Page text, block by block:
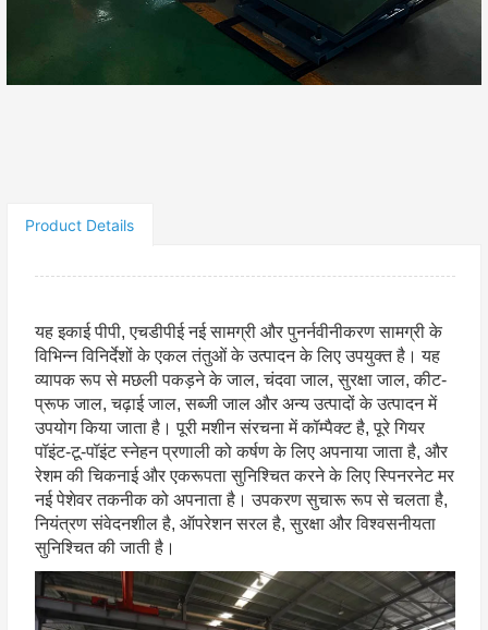
Contact Now
Product Details
यह इकाई पीपी, एचडीपीई नई सामग्री और पुनर्नवीनीकरण सामग्री के
विभिन्न विनिर्देशों के एकल तंतुओं के उत्पादन के लिए उपयुक्त है। यह
व्यापक रूप से मछली पकड़ने के जाल, चंदवा जाल, सुरक्षा जाल, कीट-
प्रूफ जाल, चढ़ाई जाल, सब्जी जाल और अन्य उत्पादों के उत्पादन में
उपयोग किया जाता है। पूरी मशीन संरचना में कॉम्पैक्ट है, पूरे गियर
पॉइंट-टू-पॉइंट स्नेहन प्रणाली को कर्षण के लिए अपनाया जाता है, और
रेशम की चिकनाई और एकरूपता सुनिश्चित करने के लिए स्पिनरनेट मर
नई पेशेवर तकनीक को अपनाता है। उपकरण सुचारू रूप से चलता है,
नियंत्रण संवेदनशील है, ऑपरेशन सरल है, सुरक्षा और विश्वसनीयता
सुनिश्चित की जाती है।